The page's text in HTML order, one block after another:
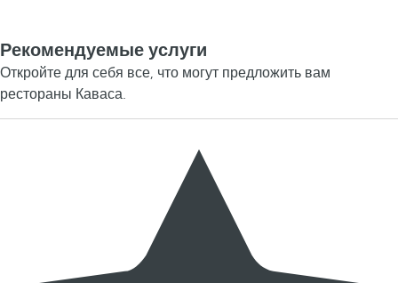
Рекомендуемые услуги
Откройте для себя все, что могут предложить вам
рестораны Каваса.